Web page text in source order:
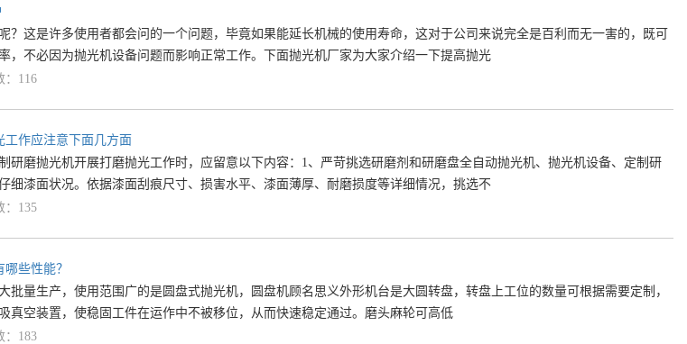
？这是许多使用者都会问的一个问题，毕竟如果能延长机械的使用寿命，这对于公司来说完全是百利而无一害的，既可
，不必因为抛光机设备问题而影响正常工作。下面抛光机厂家为大家介绍一下提高抛光
：116
工作应注意下面几方面
研磨抛光机开展打磨抛光工作时，应留意以下内容：1、严苛挑选研磨剂和研磨盘全自动抛光机、抛光机设备、定制研
细漆面状况。依据漆面刮痕尺寸、损害水平、漆面薄厚、耐磨损度等详细情况，挑选不
：135
些性能？
批量生产，使用范围广的是圆盘式抛光机，圆盘机顾名思义外形机台是大圆转盘，转盘上工位的数量可根据需要定制，
真空装置，使稳固工件在运作中不被移位，从而快速稳定通过。磨头麻轮可高低
：183